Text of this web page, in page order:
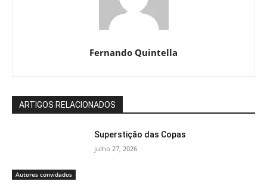
Fernando Quintella
ARTIGOS RELACIONADOS
Autores convidados
Superstição das Copas
julho 27, 2026